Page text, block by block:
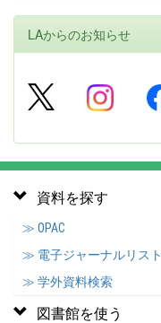
LAからのお知らせ
資料を探す
≫ OPAC
≫ 電子ジャーナルリスト
≫ 学外資料検索
図書館を使う